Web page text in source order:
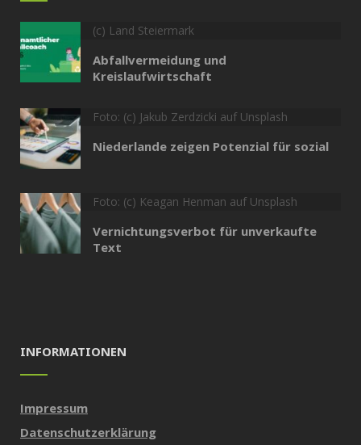
(c) Land Steiermark
Abfallvermeidung und
Kreislaufwirtschaft
Foto: (c) Jakub Zerdzicki auf Unsplash
Niederlande zeigen Potenzial für sozial
Foto: (c) Keagan Henman auf Unsplash
Vernichtungsverbot für unverkaufte
Text
INFORMATIONEN
Impressum
Datenschutzerklärung